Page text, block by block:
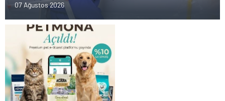
07 Ağustos 2026